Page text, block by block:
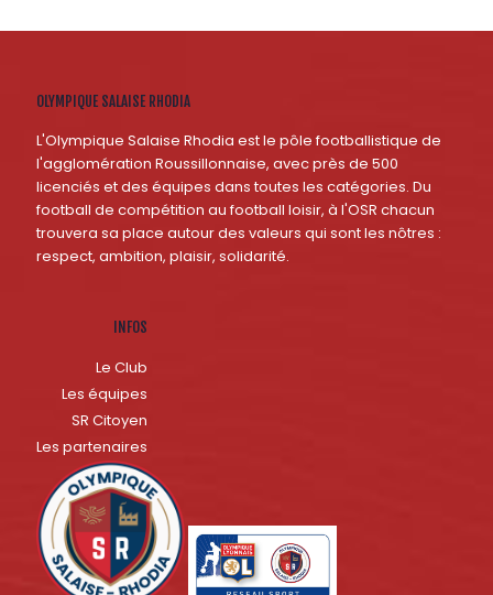
OLYMPIQUE SALAISE RHODIA
L'Olympique Salaise Rhodia est le pôle footballistique de
l'agglomération Roussillonnaise, avec près de 500
licenciés et des équipes dans toutes les catégories. Du
football de compétition au football loisir, à l'OSR chacun
trouvera sa place autour des valeurs qui sont les nôtres :
respect, ambition, plaisir, solidarité.
INFOS
Le Club
Les équipes
SR Citoyen
Les partenaires